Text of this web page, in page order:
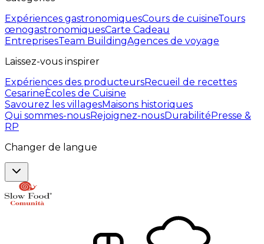
Expériences gastronomiquesCours de cuisineTours
œnogastronomiquesCarte Cadeau
EntreprisesTeam BuildingAgences de voyage
Laissez-vous inspirer
Expériences des producteursRecueil de recettes
CesarineÈcoles de Cuisine
Savourez les villagesMaisons historiques
Qui sommes-nousRejoignez-nousDurabilitéPresse &
RP
Changer de langue